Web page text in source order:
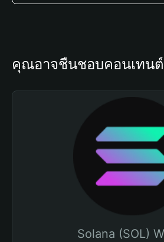
คุณอาจชื่นชอบคอนเทน
Solana (SOL)